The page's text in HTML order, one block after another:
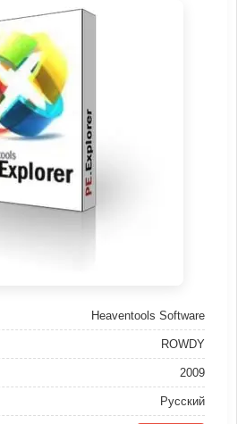
Heaventools Software
ROWDY
2009
Русский